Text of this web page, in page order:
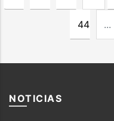
44 ...
NOTICIAS